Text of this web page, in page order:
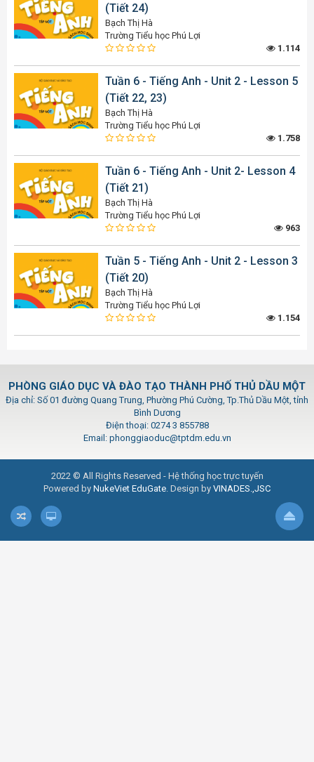
(Tiết 24)
Bạch Thị Hà
Trường Tiểu học Phú Lợi
1.114
Tuần 6 - Tiếng Anh - Unit 2 - Lesson 5
(Tiết 22, 23)
Bạch Thị Hà
Trường Tiểu học Phú Lợi
1.758
Tuần 6 - Tiếng Anh - Unit 2- Lesson 4
(Tiết 21)
Bạch Thị Hà
Trường Tiểu học Phú Lợi
963
Tuần 5 - Tiếng Anh - Unit 2 - Lesson 3
(Tiết 20)
Bạch Thị Hà
Trường Tiểu học Phú Lợi
1.154
PHÒNG GIÁO DỤC VÀ ĐÀO TẠO THÀNH PHỐ THỦ DẦU MỘT
Địa chỉ: Số 01 đường Quang Trung, Phường Phú Cường, Tp.Thủ Dầu Một, tỉnh
Bình Dương
Điện thoại: 0274 3 855788
Email: phonggiaoduc@tptdm.edu.vn
2022 © All Rights Reserved - Hệ thống học trực tuyến
Powered by NukeViet EduGate . Design by VINADES.,JSC